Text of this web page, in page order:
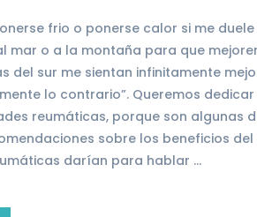
frio o ponerse calor si me
mar o a la montaña para que
del sur me sientan infinitamente
lo contrario”. Queremos
reumáticas, porque son algunas
sobre los beneficios
darían para hablar …